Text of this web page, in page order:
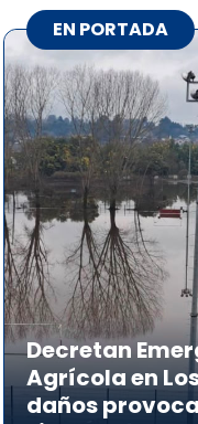
EN PORTADA
Decretan
Agrícola en
daños